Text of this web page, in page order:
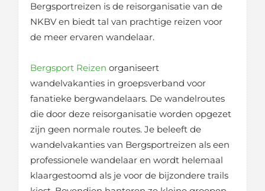
Bergsportreizen is de reisorganisatie van de
NKBV en biedt tal van prachtige reizen voor
de meer ervaren wandelaar.
Bergsport Reizen organiseert
wandelvakanties in groepsverband voor
fanatieke bergwandelaars. De wandelroutes
die door deze reisorganisatie worden opgezet
zijn geen normale routes. Je beleeft de
wandelvakanties van Bergsportreizen als een
professionele wandelaar en wordt helemaal
klaargestoomd als je voor de bijzondere trails